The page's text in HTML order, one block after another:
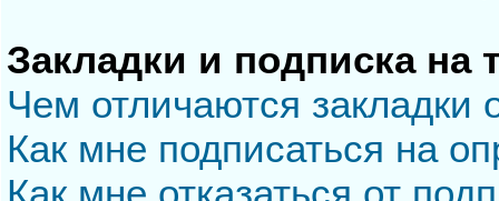
Закладки и подписка на
Чем отличаются закладки
Как мне подписаться на